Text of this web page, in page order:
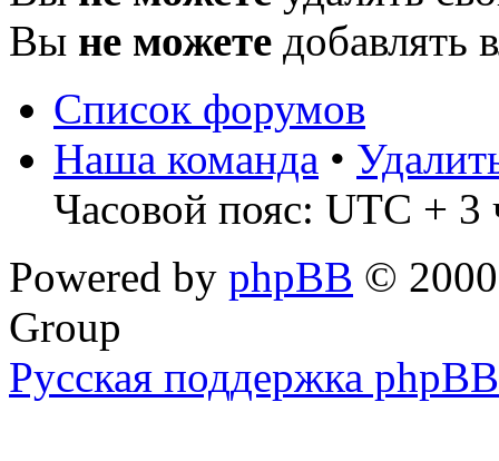
Вы не можете добавлять
Список форумов
Наша команда •
Часовой пояс: UTC + 3
Powered by phpBB ©
Group
Русская поддержка phpBB